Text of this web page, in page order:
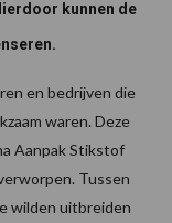
kunnen de
en bedrijven die
waren. Deze
Aanpak Stikstof
Tussen
wilden uitbreiden